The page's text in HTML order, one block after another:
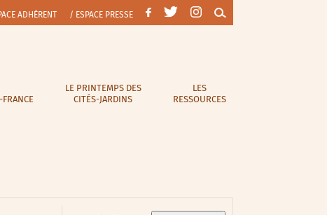
ADHÉRENT / ESPACE PRESSE
LE PRINTEMPS DES
CITÉS-JARDINS
LES
RESSOURCES